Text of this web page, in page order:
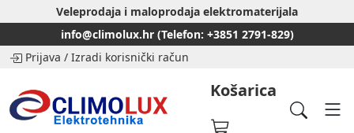
Veleprodaja i maloprodaja elektromaterijala
info@climolux.hr (Telefon: +3851 2791-829)
Prijava / Izradi korisnički račun
Košarica